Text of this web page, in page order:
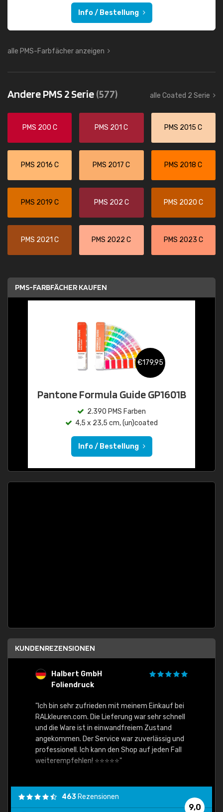
Info / Bestellung
alle PMS-Farbfächer anzeigen
Andere PMS 2 Serie(577) alle Coated 2 Serie
PMS 200 C PMS 201 C PMS 2015 C
PMS 2016 C PMS 2017 C PMS 2018 C
PMS 2019 C PMS 202 C PMS 2020 C
PMS 2021 C PMS 2022 C PMS 2023 C
PMS-FARBFÄCHER KAUFEN
€179,95
Pantone Formula Guide GP1601B
2.390 PMS Farben
4,5 x 23,5 cm, (un)coated
Info / Bestellung
KUNDENREZENSIONEN
Halbert GmbH
Foliendruck
"Ich bin sehr zufrieden mit meinem Einkauf bei
RALkleuren.com. Die Lieferung war sehr schnell
und die Ware ist in einwandfreiem Zustand
angekommen. Der Service war zuverlässig und
professionell. Ich kann den Shop auf jeden Fall
weiterempfehlen! ⭐⭐⭐⭐⭐"
9,0
463 Rezensionen